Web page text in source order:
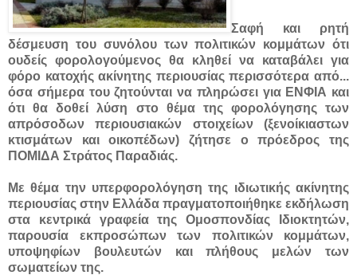
Σαφή και ρητή
δέσμευση του συνόλου των πολιτικών κομμάτων ότι
ουδείς φορολογούμενος θα κληθεί να καταβάλει για
φόρο κατοχής ακίνητης περιουσίας περισσότερα από...
όσα σήμερα του ζητούνται να πληρώσει για ΕΝΦΙΑ και
ότι θα δοθεί λύση στο θέμα της φορολόγησης των
απρόσοδων περιουσιακών στοιχείων (ξενοίκιαστων
κτισμάτων και οικοπέδων) ζήτησε ο πρόεδρος της
ΠΟΜΙΔΑ Στράτος Παραδιάς.
Με θέμα την υπερφορολόγηση της ιδιωτικής ακίνητης
περιουσίας στην Ελλάδα πραγματοποιήθηκε εκδήλωση
στα κεντρικά γραφεία της Ομοσπονδίας Ιδιοκτητών,
παρουσία εκπροσώπων των πολιτικών κομμάτων,
υποψηφίων βουλευτών και πλήθους μελών των
σωματείων της.